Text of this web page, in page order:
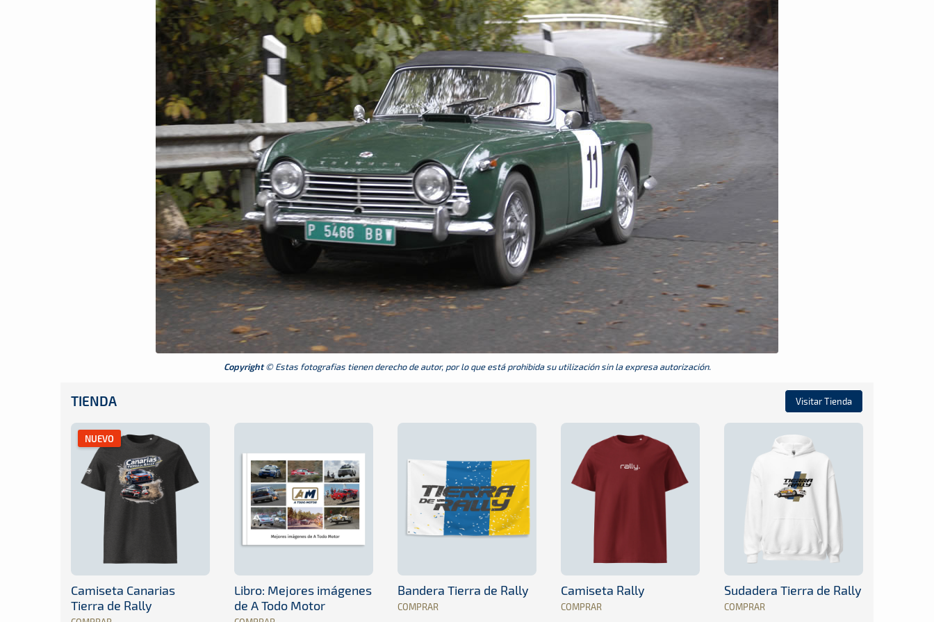
Copyright© Estas fotografias tienen derecho de autor, por lo que está prohibida su utilización sin la expresa autorización.
TIENDA Visitar Tienda
NUEVO
Camiseta Canarias
Tierra de Rally
Libro: Mejores imágenes
de A Todo Motor
Bandera Tierra de Rally
COMPRAR
Camiseta Rally
COMPRAR
Sudadera Tierra de Rally
COMPRAR